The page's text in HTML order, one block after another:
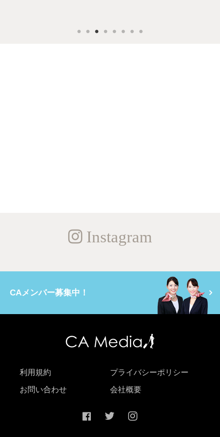
Instagram
CAメンバー募集中！
利用規約 プライバシーポリシー
お問い合わせ 会社概要